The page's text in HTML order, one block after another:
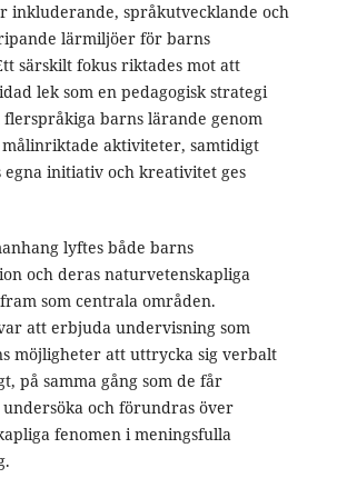
inkluderande, språkutvecklande och
lärmiljöer för barns
särskilt fokus riktades mot att
lek som en pedagogisk strategi
barns lärande genom
aktiviteter, samtidigt
egna initiativ och kreativitet ges
lyftes både barns
och deras naturvetenskapliga
som centrala områden.
att erbjuda undervisning som
möjligheter att uttrycka sig verbalt
på samma gång som de får
och förundras över
fenomen i meningsfulla